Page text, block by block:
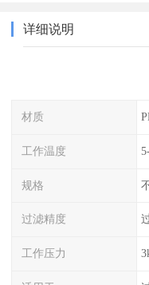
详细说明
材质
工作温度
规格
过滤精度
工作压力